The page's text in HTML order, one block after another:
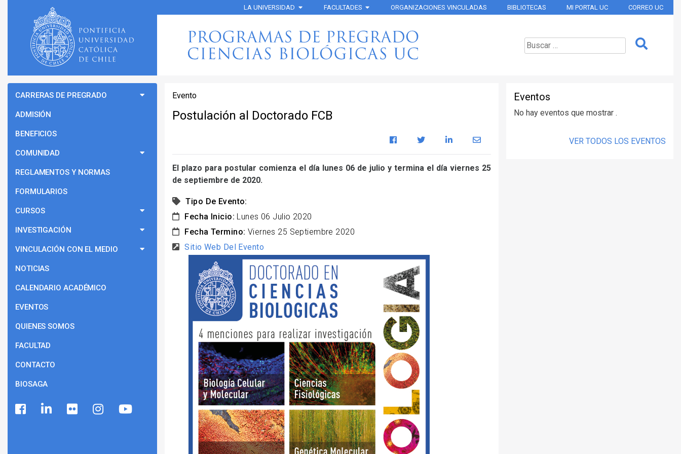
LA UNIVERSIDAD FACULTADES ORGANIZACIONES VINCULADAS BIBLIOTECAS MI PORTAL UC CORREO UC
Evento
Postulación al Doctorado FCB
El plazo para postular comienza el día lunes 06 de julio y termina el día viernes 25
de septiembre de 2020.
Tipo De Evento:
Fecha Inicio: Lunes 06 Julio 2020
Fecha Termino: Viernes 25 Septiembre 2020
Sitio Web Del Evento
CARRERAS DE PREGRADO
ADMISIÓN
BENEFICIOS
COMUNIDAD
REGLAMENTOS Y NORMAS
FORMULARIOS
CURSOS
INVESTIGACIÓN
VINCULACIÓN CON EL MEDIO
NOTICIAS
CALENDARIO ACADÉMICO
EVENTOS
QUIENES SOMOS
FACULTAD
CONTACTO
BIOSAGA
Eventos
No hay eventos que mostrar .
VER TODOS LOS EVENTOS